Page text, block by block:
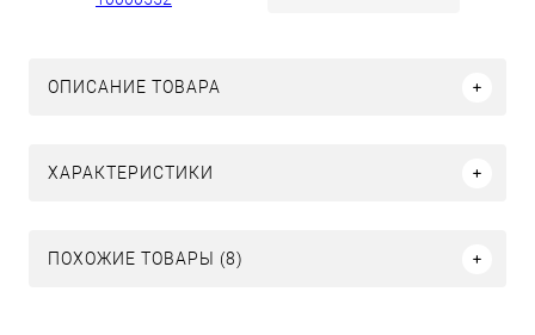
ОПИСАНИЕ ТОВАРА
ХАРАКТЕРИСТИКИ
ПОХОЖИЕ ТОВАРЫ (8)